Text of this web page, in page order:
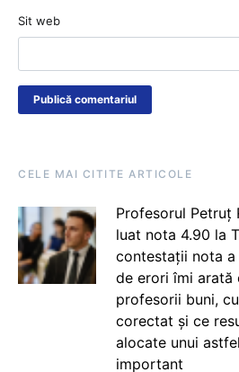
Sit web
CELE MAI CITITE ARTICOLE
Profesorul Petruț
luat nota 4.90 la
contestații nota
de erori îmi arată
profesorii buni,
corectat și ce
alocate unui
important